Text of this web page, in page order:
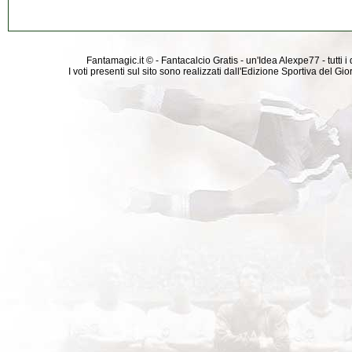
Fantamagic.it © - Fantacalcio Gratis - un'Idea Alexpe77 -
I voti presenti sul sito sono realizzati dall'Edizione Sportiva del